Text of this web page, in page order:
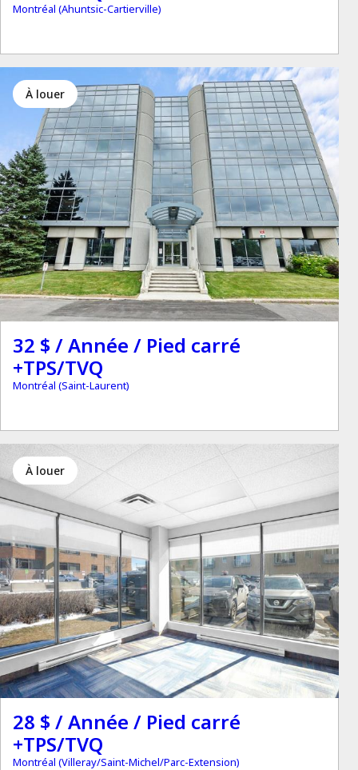
Montréal (Ahuntsic-Cartierville)
à louer
32 $ / Année / Pied carré
+TPS/TVQ
Montréal (Saint-Laurent)
à louer
28 $ / Année / Pied carré
+TPS/TVQ
Montréal (Villeray/Saint-Michel/Parc-Extension)